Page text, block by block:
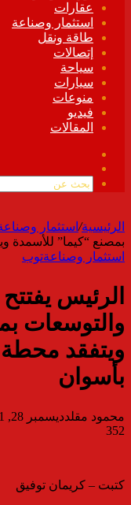
عقارات
استثمار وصناعة
طاقة ونقل
إتصالات
سياحة
سيارات
منوعات
فيديو
المقالات
الموقع
الرئيسية/ استثمار
بمصنع “كيما” للأسمدة
استثمار وصناعةتوب
الرئيس
والتوسعات
ويتفقد
بأسوان
محمود مقلدديسمبر 28, 2021
352
كتبت – كريمان توفيق